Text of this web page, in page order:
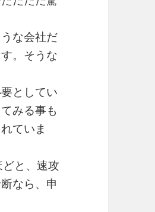
な会社だ
。そうな
としてい
みる事も
ていま
と、速攻
なら、申